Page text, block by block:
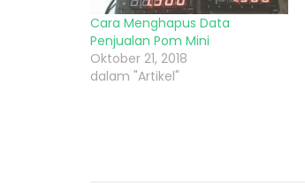
Cara Menghapus Data
Penjualan Pom Mini
Oktober 21, 2018
dalam "Artikel"